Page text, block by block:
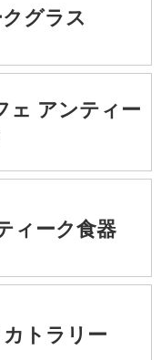
グラス
ェ アンティー
ィーク食器
トラリー